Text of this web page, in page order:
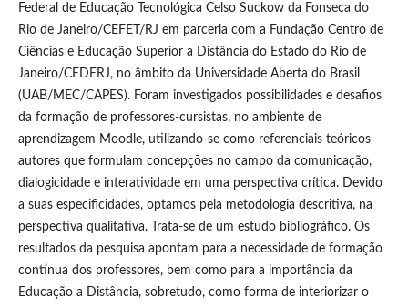
Federal de Educação Tecnológica Celso Suckow da Fonseca do
Rio de Janeiro/CEFET/RJ em parceria com a Fundação Centro de
Ciências e Educação Superior a Distância do Estado do Rio de
Janeiro/CEDERJ, no âmbito da Universidade Aberta do Brasil
(UAB/MEC/CAPES). Foram investigados possibilidades e desafios
da formação de professores-cursistas, no ambiente de
aprendizagem Moodle, utilizando-se como referenciais teóricos
autores que formulam concepções no campo da comunicação,
dialogicidade e interatividade em uma perspectiva crítica. Devido
a suas especificidades, optamos pela metodologia descritiva, na
perspectiva qualitativa. Trata-se de um estudo bibliográfico. Os
resultados da pesquisa apontam para a necessidade de formação
contínua dos professores, bem como para a importância da
Educação a Distância, sobretudo, como forma de interiorizar o